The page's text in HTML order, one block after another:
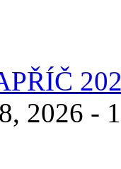
2026 -